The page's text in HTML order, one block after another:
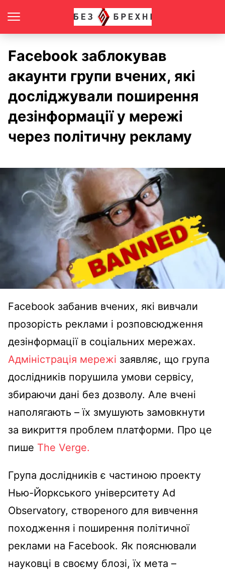
Facebook заблокував
акаунти групи вчених, які
досліджували поширення
дезінформації у мережі
через політичну рекламу
Facebook забанив вчених, які вивчали
прозорість реклами і розповсюдження
дезінформації в соціальних мережах.
Адміністрація мережі заявляє, що група
дослідників порушила умови сервісу,
збираючи дані без дозволу. Але вчені
наполягають – їх змушують замовкнути
за викриття проблем платформи. Про це
пише The Verge.
Група дослідників є частиною проекту
Нью-Йоркського університету Ad
Observatory, створеного для вивчення
походження і поширення політичної
реклами на Facebook. Як пояснювали
науковці в своєму блозі, їх мета –